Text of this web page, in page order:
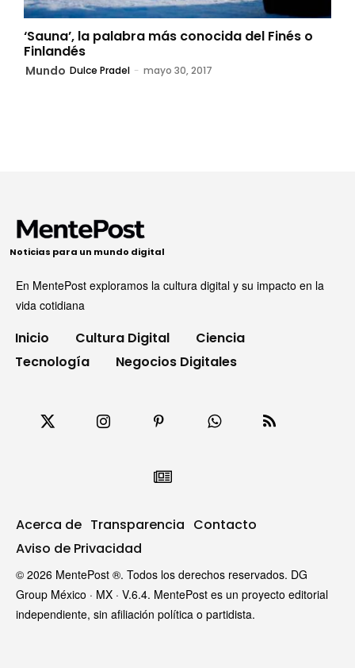
‘Sauna’, la palabra más conocida del Finés o
Finlandés
Mundo Dulce Pradel - mayo 30, 2017
Noticias para un mundo digital
En MentePost exploramos la cultura digital y su impacto en la
vida cotidiana
Inicio Cultura Digital
Ciencia
Tecnología
Negocios Digitales
Acerca de Transparencia Contacto
Aviso de Privacidad
© 2026 MentePost ®. Todos los derechos reservados. DG
Group México · MX · V.6.4. MentePost es un proyecto editorial
independiente, sin afiliación política o partidista.